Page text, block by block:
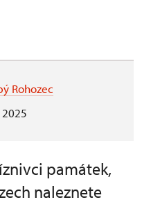
Rohozec
památek,
naleznete